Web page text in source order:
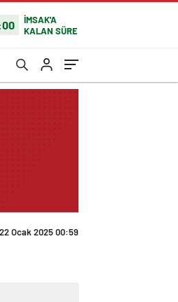
İMSAK'A
KALAN SÜRE
Ocak 2025 00:59